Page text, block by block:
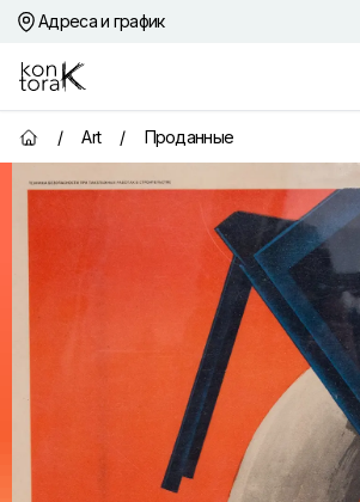
Адреса и график
Контора К
Главная страница
/ Art / Проданные